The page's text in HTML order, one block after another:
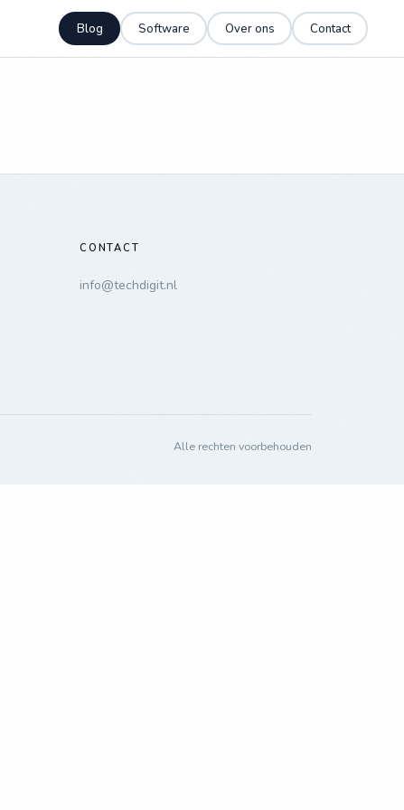
Blog Software Over ons Contact
CONTACT
info@techdigit.nl
Alle rechten voorbehouden